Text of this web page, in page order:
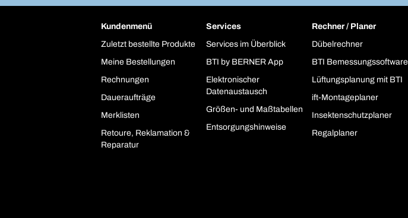
Kundenmenü
Zuletzt bestellte Produkte
Meine Bestellungen
Rechnungen
Daueraufträge
Merklisten
Retoure, Reklamation &
Reparatur
Services
Services im Überblick
BTI by BERNER App
Elektronischer
Datenaustausch
Größen- und Maßtabellen
Entsorgungshinweise
Rechner / Planer
Dübelrechner
BTI Bemessungssoftware
Lüftungsplanung mit BTI
ift-Montageplaner
Insektenschutzplaner
Regalplaner